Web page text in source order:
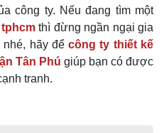
công ty. Nếu đang tìm một
thì đừng ngần ngại gia
nhé, hãy đểcông ty thiết kế
Tân Phú giúp bạn có được
tranh.